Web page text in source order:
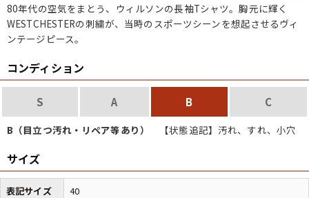
半袖シャツ XS S M L XL
パンツ
W30以下 W31,W32 W33,W34
W35,W36 W37以上
Search by Maniacマニアックから探す
80年代の空気をまとう、ウィルソンの長袖Tシャツ。胸元に輝く
WESTCHESTERの刺繍が、当時のスポーツシーンを想起させるヴィ
ンテージピース。
コンディション
S A B C
B（目立つ汚れ・リペア等あり） 【状態追記】汚れ、すれ、小穴
サイズ
表記サイズ
40